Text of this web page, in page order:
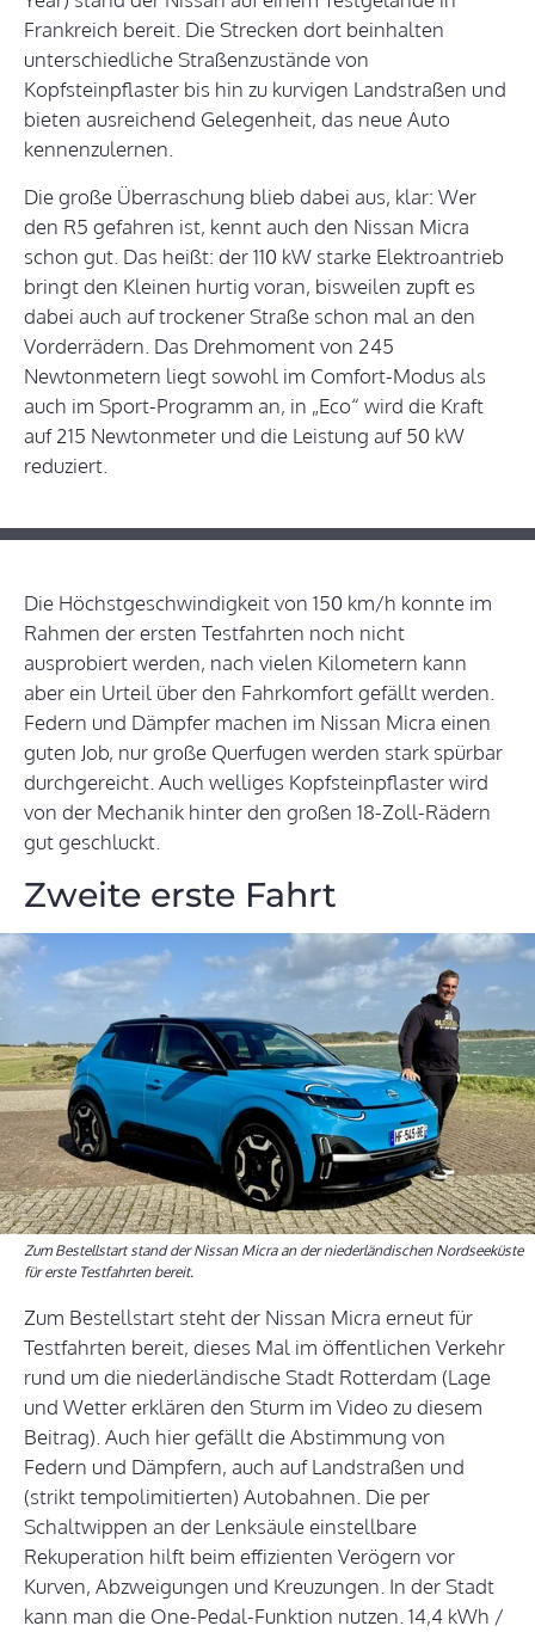
Frankreich bereit. Die Strecken dort beinhalten
unterschiedliche Straßenzustände von
Kopfsteinpflaster bis hin zu kurvigen Landstraßen und
bieten ausreichend Gelegenheit, das neue Auto
kennenzulernen.
Die große Überraschung blieb dabei aus, klar: Wer
den R5 gefahren ist, kennt auch den Nissan Micra
schon gut. Das heißt: der 110 kW starke Elektroantrieb
bringt den Kleinen hurtig voran, bisweilen zupft es
dabei auch auf trockener Straße schon mal an den
Vorderrädern. Das Drehmoment von 245
Newtonmetern liegt sowohl im Comfort-Modus als
auch im Sport-Programm an, in „Eco“ wird die Kraft
auf 215 Newtonmeter und die Leistung auf 50 kW
reduziert.
Die Höchstgeschwindigkeit von 150 km/h konnte im
Rahmen der ersten Testfahrten noch nicht
ausprobiert werden, nach vielen Kilometern kann
aber ein Urteil über den Fahrkomfort gefällt werden.
Federn und Dämpfer machen im Nissan Micra einen
guten Job, nur große Querfugen werden stark spürbar
durchgereicht. Auch welliges Kopfsteinpflaster wird
von der Mechanik hinter den großen 18-Zoll-Rädern
gut geschluckt.
Zweite erste Fahrt
Zum Bestellstart stand der Nissan Micra an der niederländischen Nordseeküste
für erste Testfahrten bereit.
Zum Bestellstart steht der Nissan Micra erneut für
Testfahrten bereit, dieses Mal im öffentlichen Verkehr
rund um die niederländische Stadt Rotterdam (Lage
und Wetter erklären den Sturm im Video zu diesem
Beitrag). Auch hier gefällt die Abstimmung von
Federn und Dämpfern, auch auf Landstraßen und
(strikt tempolimitierten) Autobahnen. Die per
Schaltwippen an der Lenksäule einstellbare
Rekuperation hilft beim effizienten Verögern vor
Kurven, Abzweigungen und Kreuzungen. In der Stadt
kann man die One-Pedal-Funktion nutzen. 14,4 kWh /